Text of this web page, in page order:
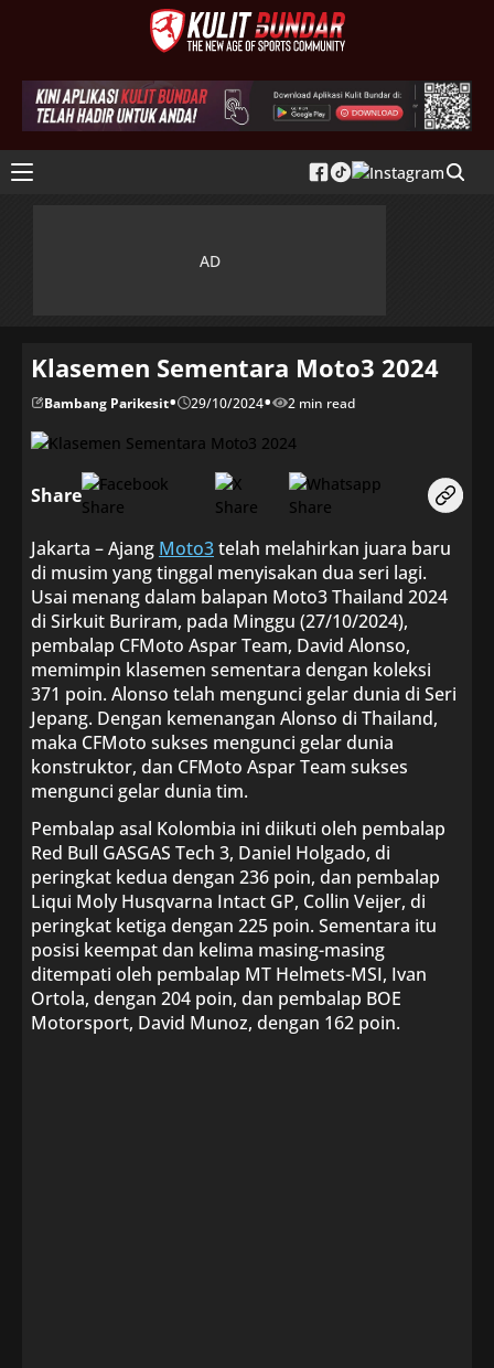
Klasemen Sementara Moto3 2024
Bambang Parikesit• 29/10/2024• 2 min read
Share
Jakarta – Ajang Moto3telah melahirkan juara baru
di musim yang tinggal menyisakan dua seri lagi.
Usai menang dalam balapan Moto3 Thailand 2024
di Sirkuit Buriram, pada Minggu (27/10/2024),
pembalap CFMoto Aspar Team, David Alonso,
memimpin klasemen sementara dengan koleksi
371 poin. Alonso telah mengunci gelar dunia di Seri
Jepang. Dengan kemenangan Alonso di Thailand,
maka CFMoto sukses mengunci gelar dunia
konstruktor, dan CFMoto Aspar Team sukses
mengunci gelar dunia tim.
Pembalap asal Kolombia ini diikuti oleh pembalap
Red Bull GASGAS Tech 3, Daniel Holgado, di
peringkat kedua dengan 236 poin, dan pembalap
Liqui Moly Husqvarna Intact GP, Collin Veijer, di
peringkat ketiga dengan 225 poin. Sementara itu
posisi keempat dan kelima masing-masing
ditempati oleh pembalap MT Helmets-MSI, Ivan
Ortola, dengan 204 poin, dan pembalap BOE
Motorsport, David Munoz, dengan 162 poin.